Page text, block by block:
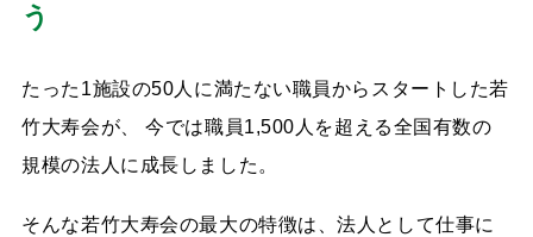
う
たった1施設の50人に満たない職員からスタートした若
竹大寿会が、 今では職員1,500人を超える全国有数の
規模の法人に成長しました。
そんな若竹大寿会の最大の特徴は、法人として仕事に